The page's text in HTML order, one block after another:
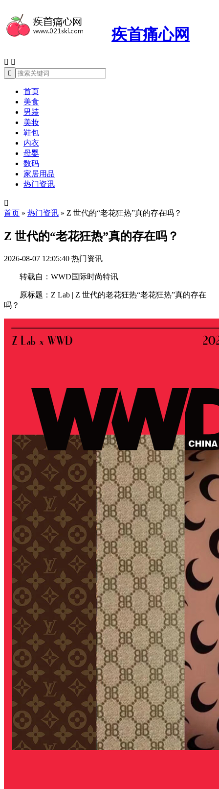
疾首痛心网
 

首页
美食
男装
美妆
鞋包
内衣
母婴
数码
家居用品
热门资讯

首页 » 热门资讯 » Z 世代的“老花狂热”真的存在吗？
Z 世代的“老花狂热”真的存在吗？
2026-08-07 12:05:40 热门资讯
转载自：WWD国际时尚特讯
原标题：Z Lab | Z 世代的老花狂热“老花狂热”真的存在
吗？